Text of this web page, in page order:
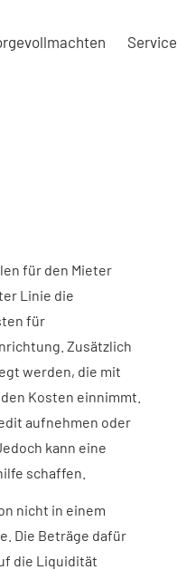
Service
für den Mieter
Linie die
für
Zusätzlich
werden, die mit
Kosten einnimmt.
aufnehmen oder
kann eine
schaffen.
nicht in einem
Die Beträge dafür
die Liquidität